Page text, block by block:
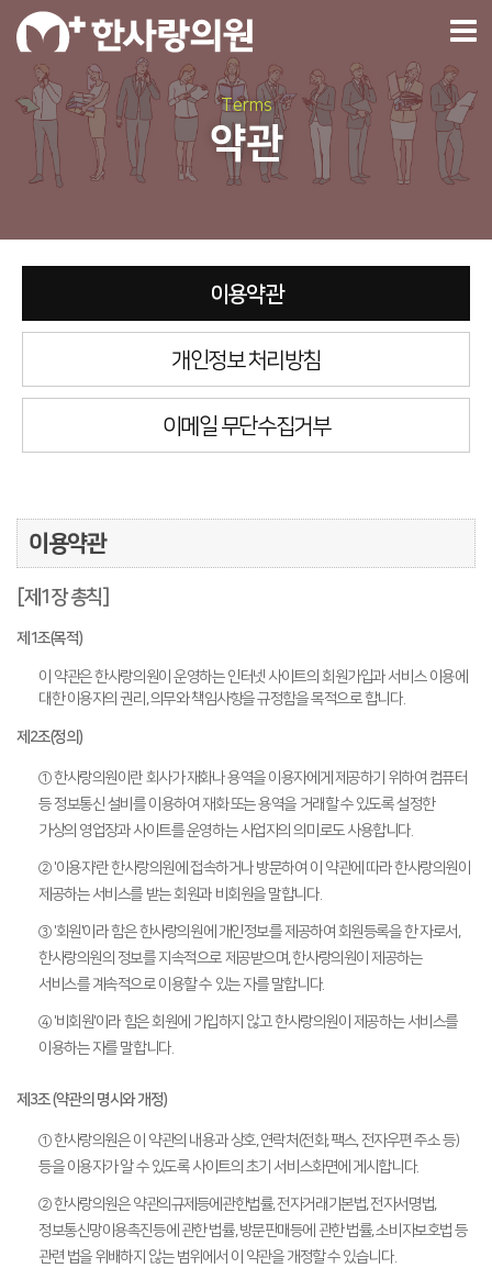
Terms
약관
이용약관
개인정보 처리방침
이메일 무단수집거부
이용약관
[제1장 총칙]
제1조(목적)
이 약관은 한사랑의원이 운영하는 인터넷 사이트의 회원가입과 서비스 이용에
대한 이용자의 권리, 의무와 책임사항을 규정함을 목적으로 합니다.
제2조(정의)
① 한사랑의원이란 회사가 재화나 용역을 이용자에게 제공하기 위하여 컴퓨터
등 정보통신 설비를 이용하여 재화 또는 용역을 거래할 수 있도록 설정한
가상의 영업장과 사이트를 운영하는 사업자의 의미로도 사용합니다.
② '이용자'란 한사랑의원에 접속하거나 방문하여 이 약관에 따라 한사랑의원이
제공하는 서비스를 받는 회원과 비회원을 말합니다.
③ '회원'이라 함은 한사랑의원에 개인정보를 제공하여 회원등록을 한 자로서,
한사랑의원의 정보를 지속적으로 제공받으며, 한사랑의원이 제공하는
서비스를 계속적으로 이용할 수 있는 자를 말합니다.
④ '비회원'이라 함은 회원에 가입하지 않고 한사랑의원이 제공하는 서비스를
이용하는 자를 말합니다.
제3조 (약관의 명시와 개정)
① 한사랑의원은 이 약관의 내용과 상호, 연락처(전화, 팩스, 전자우편 주소 등)
등을 이용자가 알 수 있도록 사이트의 초기 서비스화면에 게시합니다.
② 한사랑의원은 약관의규제등에관한법률, 전자거래기본법, 전자서명법,
정보통신망이용촉진등에 관한 법률, 방문판매등에 관한 법률, 소비자보호법 등
관련 법을 위배하지 않는 범위에서 이 약관을 개정할 수 있습니다.